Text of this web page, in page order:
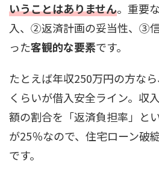
いうことはありません。重要
入、②返済計画の妥当性、③
った客観的な要素です。
たとえば年収250万円の方な
くらいが借入安全ライン。収
額の割合を「返済負担率」と
が25％なので、住宅ローン破
です。